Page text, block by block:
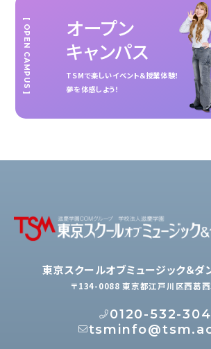
オープン
キャンパス
TSMで楽しいイベント＆授業体験！
夢を体感しよう！
[ OPEN CAMPUS ]
東京スクールオブミュージック＆ダ
〒134-0088 東京都江戸川区西葛
0120-532-304